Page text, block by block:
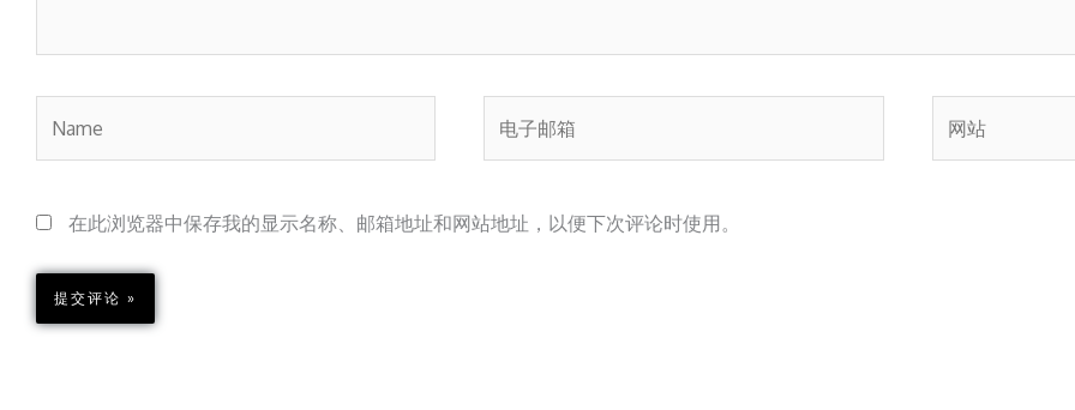
箱
站
在此浏览器中保存我的显示名称、邮箱地址和网站地址，以便下次评论时使用。